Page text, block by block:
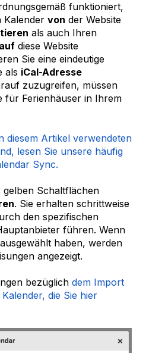
funktioniert,
Kalender von der Website
als auch Ihren
auf diese Website
Sie eine eindeutige
als iCal-Adresse
zuzugreifen, müssen
für Ferienhäuser in Ihrem
diesem Artikel verwendeten
lesen Sie unsere häufig
Sync.
gelben Schaltflächen
. Sie erhalten schrittweise
den spezifischen
führen. Wenn
ausgewählt haben, werden
angezeigt.
bezüglich dem Import
die Sie hier